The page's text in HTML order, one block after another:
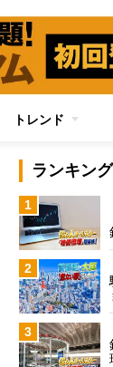
トレンド
ランキング
1
2
3